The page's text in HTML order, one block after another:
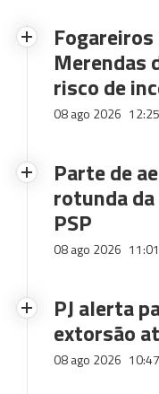
Merendas
risco de
08 ago 2026 12:25
Parte de
rotunda
PSP
08 ago 2026 11:01
PJ alerta
extorsão
08 ago 2026 10:47